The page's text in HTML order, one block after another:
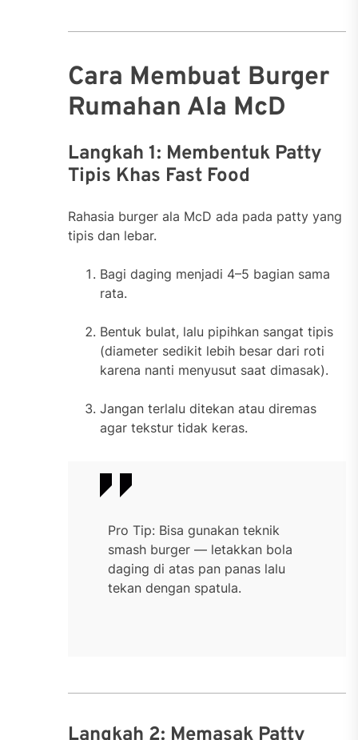
Cara Membuat Burger
Rumahan Ala McD
Langkah 1: Membentuk Patty
Tipis Khas Fast Food
Rahasia burger ala McD ada pada patty yang
tipis dan lebar.
Bagi daging menjadi 4–5 bagian sama
rata.
Bentuk bulat, lalu pipihkan sangat tipis
(diameter sedikit lebih besar dari roti
karena nanti menyusut saat dimasak).
Jangan terlalu ditekan atau diremas
agar tekstur tidak keras.
Pro Tip: Bisa gunakan teknik
smash burger — letakkan bola
daging di atas pan panas lalu
tekan dengan spatula.